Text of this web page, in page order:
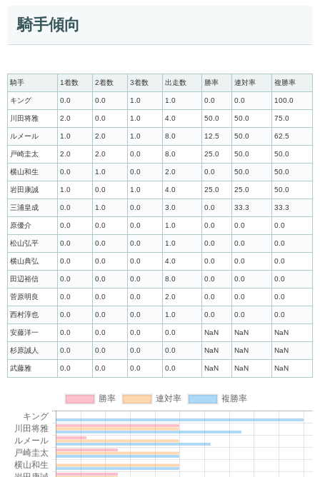
騎手傾向
騎手 1着数 2着数 3着数 出走数 勝率 連対率 複勝率
キング 0.0 0.0 1.0 1.0 0.0 0.0 100.0
川田将雅 2.0 0.0 1.0 4.0 50.0 50.0 75.0
ルメール 1.0 2.0 1.0 8.0 12.5 50.0 62.5
戸崎圭太 2.0 2.0 0.0 8.0 25.0 50.0 50.0
横山和生 0.0 1.0 0.0 2.0 0.0 50.0 50.0
岩田康誠 1.0 0.0 1.0 4.0 25.0 25.0 50.0
三浦皇成 0.0 1.0 0.0 3.0 0.0 33.3 33.3
原優介 0.0 0.0 0.0 1.0 0.0 0.0 0.0
松山弘平 0.0 0.0 0.0 1.0 0.0 0.0 0.0
横山典弘 0.0 0.0 0.0 4.0 0.0 0.0 0.0
田辺裕信 0.0 0.0 0.0 8.0 0.0 0.0 0.0
菅原明良 0.0 0.0 0.0 2.0 0.0 0.0 0.0
西村淳也 0.0 0.0 0.0 1.0 0.0 0.0 0.0
安藤洋一 0.0 0.0 0.0 0.0 NaN NaN NaN
杉原誠人 0.0 0.0 0.0 0.0 NaN NaN NaN
武藤雅 0.0 0.0 0.0 0.0 NaN NaN NaN